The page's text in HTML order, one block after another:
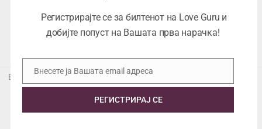
Еуропеан Траде Дооел Скопје, Варшавска 5/1 -5, 1000 Скопје,
ЕДБ 4057021558024
Регистрирајте се за билтенот на Love Guru и
добијте попуст на Вашата прва нарачка!
Email
Внесете ја Вашата email адреса
РЕГИСТРИРАЈ СЕ